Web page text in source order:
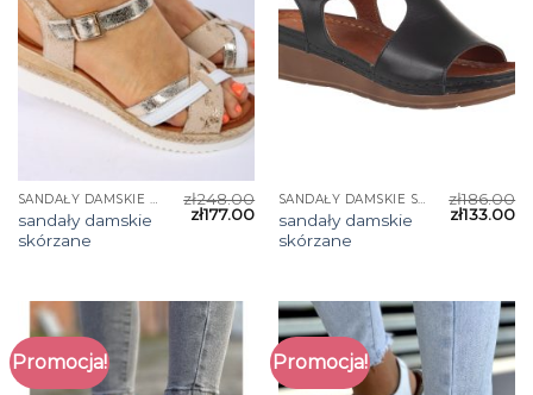
SANDAŁY DAMSKIE SKÓRZANE
sandały damskie
skórzane
zł248.00
zł177.00
SANDAŁY DAMSKIE SKÓRZANE
sandały damskie
skórzane
zł186.00
zł133.00
Promocja! Promocja!